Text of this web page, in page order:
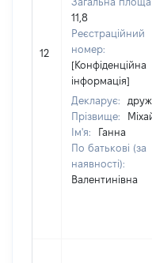
12
11,8
Реєстраційний
номер:
[Конфіденційна
інформація]
Декларує:
Прізвище:
Ім'я:
Ганна
По батькові (за
наявності):
Валентинівна